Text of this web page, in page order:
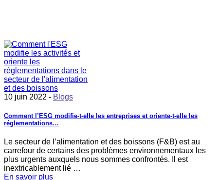
10 juin 2022 - Blogs
Comment l’ESG modifie-t-elle les entreprises et oriente-t-elle les
réglementations…
Le secteur de l’alimentation et des boissons (F&B) est au
carrefour de certains des problèmes environnementaux les
plus urgents auxquels nous sommes confrontés. Il est
inextricablement lié …
En savoir plus